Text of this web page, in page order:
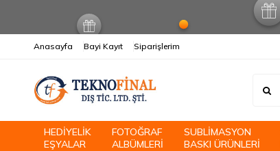
Anasayfa Bayi Kayıt Siparişlerim
HEDİYELİK
EŞYALAR
FOTOĞRAF
ALBÜMLERİ
SUBLİMASYON
BASKI ÜRÜNLERİ